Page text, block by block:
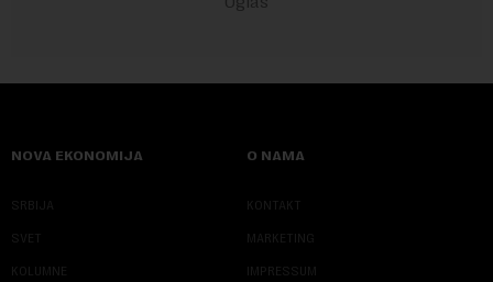
NOVA EKONOMIJA
SRBIJA
SVET
KOLUMNE
O NAMA
KONTAKT
MARKETING
IMPRESSUM